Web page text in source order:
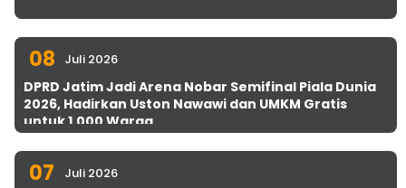
08 Juli 2026
DPRD Jatim Jadi Arena Nobar Semifinal Piala Dunia
2026, Hadirkan Uston Nawawi dan UMKM Gratis
untuk 1.000 Warga
07 Juli 2026